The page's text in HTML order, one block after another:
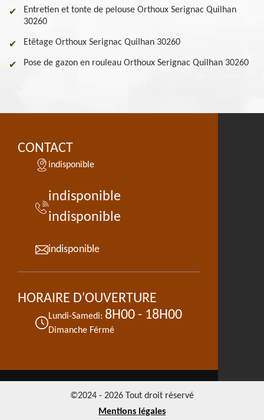
Entretien et tonte de pelouse Orthoux Serignac Quilhan
30260
Etêtage Orthoux Serignac Quilhan 30260
Pose de gazon en rouleau Orthoux Serignac Quilhan 30260
CONTACT
indisponible
indisponible
indisponible
indisponible
HORAIRE D'OUVERTURE
Lundi-Samedi: 8H00 - 18H00
Dimanche Férmé
©2024 - 2026 Tout droit réservé
Mentions légales